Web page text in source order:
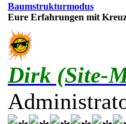
Baumstrukturmodus
Eure Erfahrungen mit
Dirk (Site-